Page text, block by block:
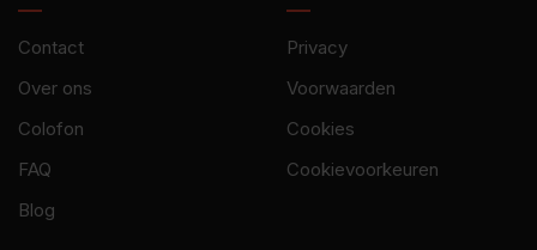
Contact
Over ons
Colofon
FAQ
Blog
Privacy
Voorwaarden
Cookies
Cookievoorkeuren